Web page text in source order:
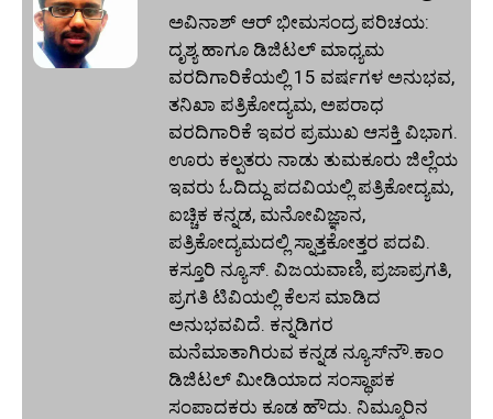
ಅವಿನಾಶ್‌ ಆರ್‌ ಭೀಮಸಂದ್ರ ಪರಿಚಯ:
ದೃಶ್ಯ ಹಾಗೂ ಡಿಜಿಟಲ್ ಮಾಧ್ಯಮ
ವರದಿಗಾರಿಕೆಯಲ್ಲಿ 15 ವರ್ಷಗಳ ಅನುಭವ,
ತನಿಖಾ ಪತ್ರಿಕೋದ್ಯಮ, ಅಪರಾಧ
ವರದಿಗಾರಿಕೆ ಇವರ ಪ್ರಮುಖ ಆಸಕ್ತಿ ವಿಭಾಗ.
ಊರು ಕಲ್ಪತರು ನಾಡು ತುಮಕೂರು ಜಿಲ್ಲೆಯ
ಇವರು ಓದಿದ್ದು ಪದವಿಯಲ್ಲಿ ಪತ್ರಿಕೋದ್ಯಮ,
ಐಚ್ಚಿಕ ಕನ್ನಡ, ಮನೋವಿಜ್ಞಾನ,
ಪತ್ರಿಕೋದ್ಯಮದಲ್ಲಿ ಸ್ನಾತ್ತಕೋತ್ತರ ಪದವಿ.
ಕಸ್ತೂರಿ ನ್ಯೂಸ್‌. ವಿಜಯವಾಣಿ, ಪ್ರಜಾಪ್ರಗತಿ,
ಪ್ರಗತಿ ಟಿವಿಯಲ್ಲಿ ಕೆಲಸ ಮಾಡಿದ
ಅನುಭವವಿದೆ. ಕನ್ನಡಿಗರ
ಮನೆಮಾತಾಗಿರುವ ಕನ್ನಡ ನ್ಯೂಸ್‌ನೌ.ಕಾಂ
ಡಿಜಿಟಲ್‌ ಮೀಡಿಯಾದ ಸಂಸ್ಥಾಪಕ
ಸಂಪಾದಕರು ಕೂಡ ಹೌದು. ನಿಮ್ಮೂರಿನ